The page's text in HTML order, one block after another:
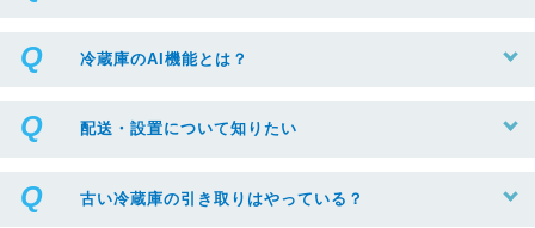
冷蔵庫のAI機能とは？
配送・設置について知りたい
古い冷蔵庫の引き取りはやっている？